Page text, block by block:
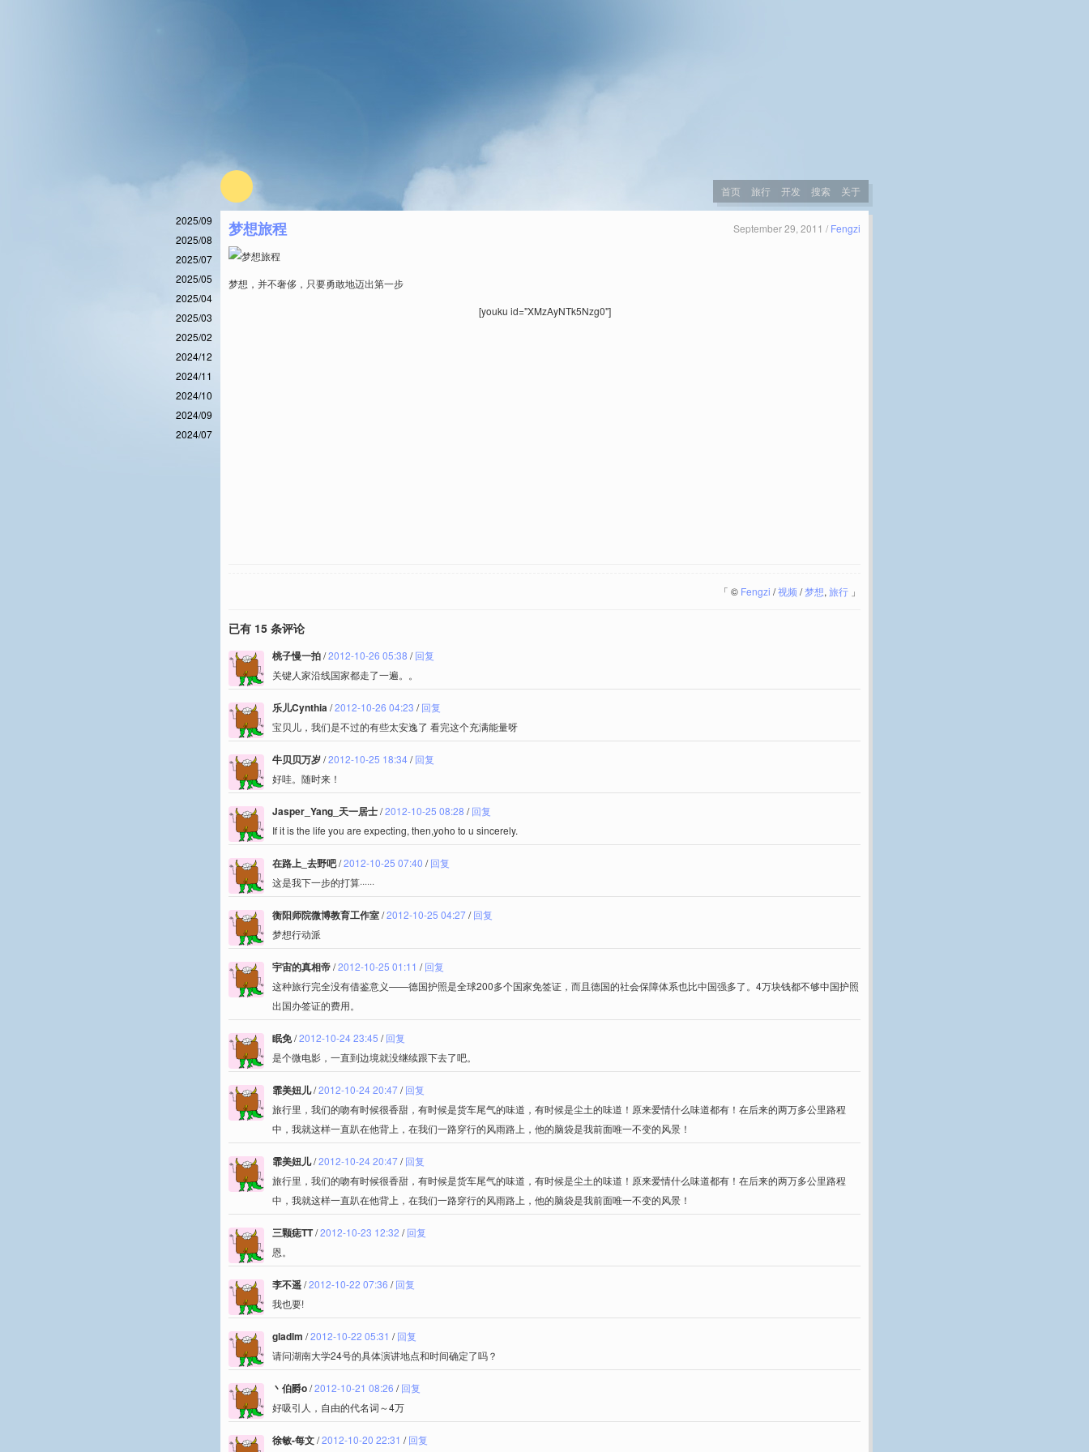
首页 旅行 开发 搜索 关于
2025/09
2025/08
2025/07
2025/05
2025/04
2025/03
2025/02
2024/12
2024/11
2024/10
2024/09
2024/07
梦想旅程 September 29, 2011 / Fengzi
梦想，并不奢侈，只要勇敢地迈出第一步
[youku id="XMzAyNTk5Nzg0"]
「 © Fengzi /视频/梦想, 旅行 」
已有 15 条评论
桃子慢一拍/2012-10-26 05:38 /回复
关键人家沿线国家都走了一遍。。
乐儿Cynthia/2012-10-26 04:23 /回复
宝贝儿，我们是不过的有些太安逸了 看完这个充满能量呀
牛贝贝万岁/2012-10-25 18:34/回复
好哇。随时来！
Jasper_Yang_天一居士/2012-10-25 08:28 /回复
If it is the life you are expecting, then,yoho to u sincerely.
在路上_去野吧/2012-10-25 07:40 /回复
这是我下一步的打算······
衡阳师院微博教育工作室/2012-10-25 04:27/回复
梦想行动派
宇宙的真相帝/2012-10-25 01:11 /回复
这种旅行完全没有借鉴意义——德国护照是全球200多个国家免签证，而且德国的社会保障体系也比中国强多了。4万块钱都不够中国护照
出国办签证的费用。
眠免/2012-10-24 23:45 /回复
是个微电影，一直到边境就没继续跟下去了吧。
霏美妞儿/2012-10-24 20:47/回复
旅行里，我们的吻有时候很香甜，有时候是货车尾气的味道，有时候是尘土的味道！原来爱情什么味道都有！在后来的两万多公里路程
中，我就这样一直趴在他背上，在我们一路穿行的风雨路上，他的脑袋是我前面唯一不变的风景！
霏美妞儿/2012-10-24 20:47/回复
旅行里，我们的吻有时候很香甜，有时候是货车尾气的味道，有时候是尘土的味道！原来爱情什么味道都有！在后来的两万多公里路程
中，我就这样一直趴在他背上，在我们一路穿行的风雨路上，他的脑袋是我前面唯一不变的风景！
三颗痣TT/2012-10-23 12:32 /回复
恩。
李不遥/2012-10-22 07:36 /回复
我也要!
gladlm /2012-10-22 05:31 /回复
请问湖南大学24号的具体演讲地点和时间确定了吗？
丶伯爵o/2012-10-21 08:26 /回复
好吸引人，自由的代名词～4万
徐敏-每文/2012-10-20 22:31 /回复